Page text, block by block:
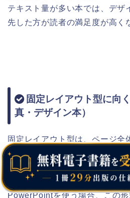
テキスト量が多い本では、デザ
先した方が読者の満足度が高く
固定レイアウト型に向
真・デザイン本）
固定レイアウト型は、ページ全
ま維持して表示する形式です。
レシピ本や写真集、図解・教
「見た目を崩したくない本」に
PowerPointを使う場合、この